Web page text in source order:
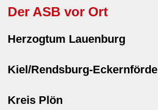
Der ASB vor Ort
Herzogtum Lauenburg
Kiel/Rendsburg-Eckernförde
Kreis Plön